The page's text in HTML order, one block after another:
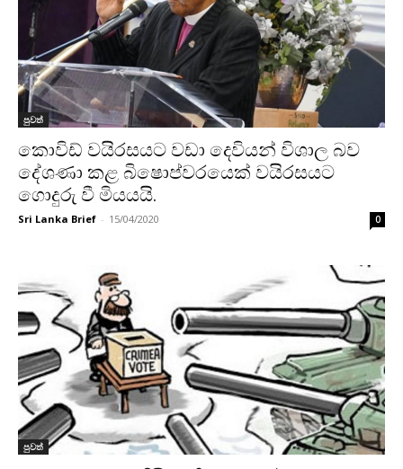
පුවත්
කොවිඩ් වයිරසයට වඩා දෙවියන් විශාල බව
දේශණා කළ බිෂොප්වරයෙක් වයිරසයට
ගොදුරු වී මියයයි.
Sri Lanka Brief - 15/04/2020 0
පුවත්